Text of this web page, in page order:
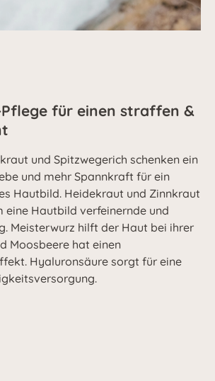
für einen straffen &
und Spitzwegerich schenken ein
und mehr Spannkraft für ein
Hautbild. Heidekraut und Zinnkraut
eine Hautbild verfeinernde und
Meisterwurz hilft der Haut bei ihrer
Moosbeere hat einen
Hyaluronsäure sorgt für eine